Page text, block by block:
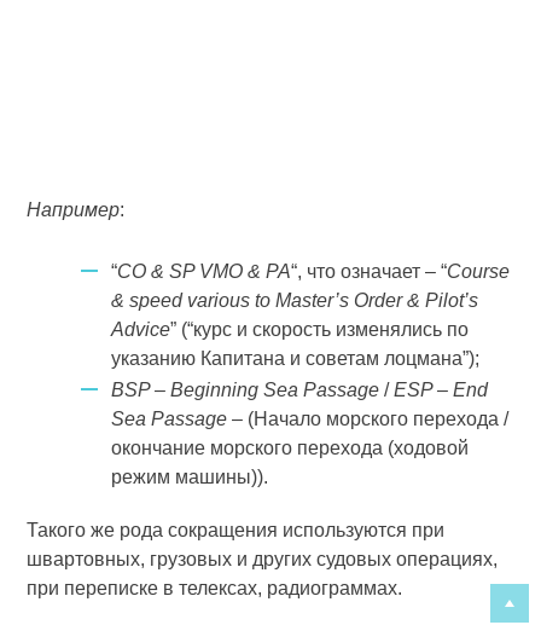
Например:
“СО & SP VMO & РА“, что означает – “Course
& speed various to Master’s Order & Pilot’s
Advice” (“курс и скорость изменялись по
указанию Капитана и советам лоцмана”);
BSP – Beginning Sea Passage /ESP – End
Sea Passage – (Начало морского перехода /
окончание морского перехода (ходовой
режим машины)).
Такого же рода сокращения используются при
швартов­ных, грузовых и других судовых операциях,
при переписке в телексах, радиограммах.